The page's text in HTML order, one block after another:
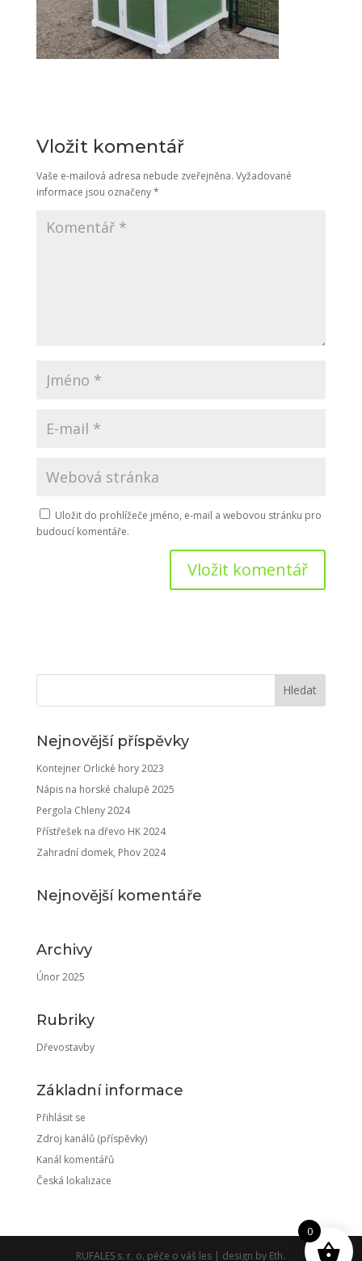
Vložit komentář
Vaše e-mailová adresa nebude zveřejněna. Vyžadované
informace jsou označeny*
Uložit do prohlížeče jméno, e-mail a webovou stránku pro
budoucí komentáře.
Nejnovější příspěvky
Kontejner Orlické hory 2023
Nápis na horské chalupě 2025
Pergola Chleny 2024
Přístřešek na dřevo HK 2024
Zahradní domek, Phov 2024
Nejnovější komentáře
Archivy
Únor 2025
Rubriky
Dřevostavby
Základní informace
Přihlásit se
Zdroj kanálů (příspěvky)
Kanál komentářů
Česká lokalizace
RUFALES s. r. o. péče o váš les | design by Eth.
0